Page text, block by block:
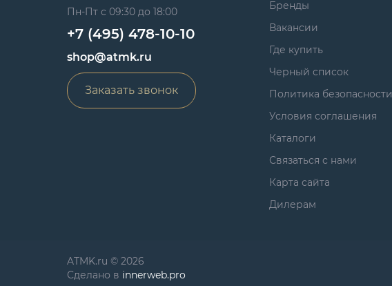
Пн-Пт с 09:30 до 18:00
+7 (495) 478-10-10
shop@atmk.ru
Заказать звонок
Бренды
Вакансии
Где купить
Черный список
Политика безопасности
Условия соглашения
Каталоги
Связаться с нами
Карта сайта
Дилерам
ATMK.ru © 2026
Сделано в innerweb.pro